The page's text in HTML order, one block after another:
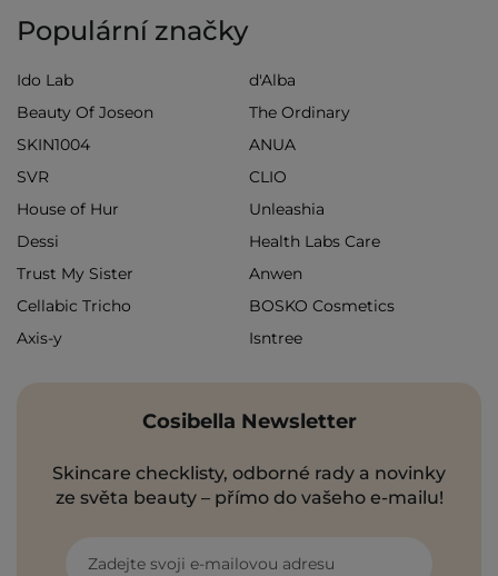
Populární značky
Ido Lab
d'Alba
Beauty Of Joseon
The Ordinary
SKIN1004
ANUA
SVR
CLIO
House of Hur
Unleashia
Dessi
Health Labs Care
Trust My Sister
Anwen
Cellabic Tricho
BOSKO Cosmetics
Axis-y
Isntree
Cosibella Newsletter
Skincare checklisty, odborné rady a novinky
ze světa beauty – přímo do vašeho e-mailu!
Zadejte svoji e-mailovou adresu